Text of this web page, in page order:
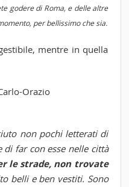
godere di Roma, e delle altre
per bellissimo che sia.
mentre in quella
non pochi letterati di
far con esse nelle città
le strade, non trovate
belli e ben vestiti. Sono